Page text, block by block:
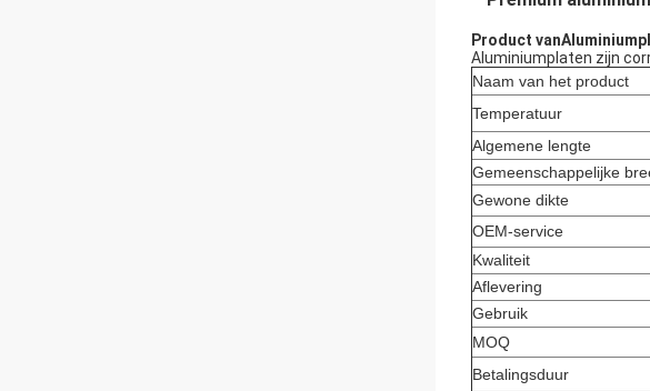
Product van
Aluminiumplaten zijn
Naam van het product
Temperatuur
Algemene lengte
Gemeenschappelijke
Gewone dikte
OEM-service
Kwaliteit
Aflevering
Gebruik
MOQ
Betalingsduur